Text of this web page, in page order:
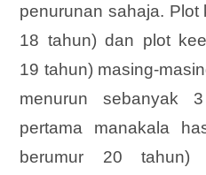
penurunan sahaja.
18 tahun) dan plot
19 tahun) masing-
menurun sebanyak
pertama manakala
berumur 20 tahun)